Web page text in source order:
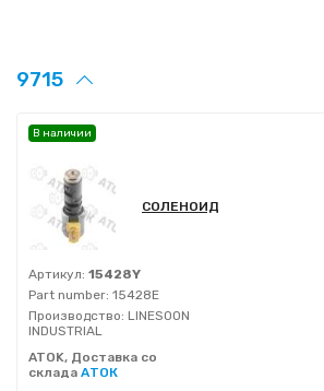
9715
СОЛЕНОИД
Артикул: 15428Y
Part number: 15428E
Производство: LINESOON
INDUSTRIAL
ATOK, Доставка со
склада АТОК
В наличии